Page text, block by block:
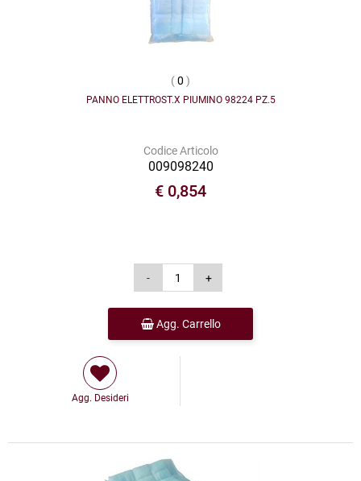
(0 )
PANNO ELETTROST.X PIUMINO 98224 PZ.5
Codice Articolo
009098240
€ 0,854
Agg. Carrello
Agg. Desideri